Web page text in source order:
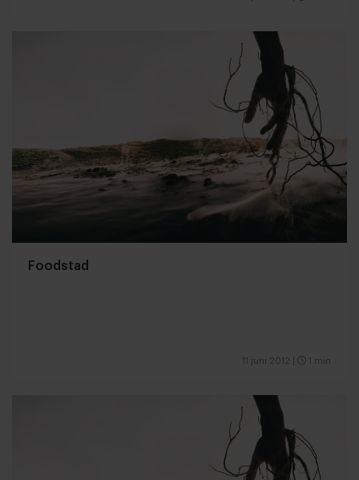
Foodstad
11 juni 2012 1 min